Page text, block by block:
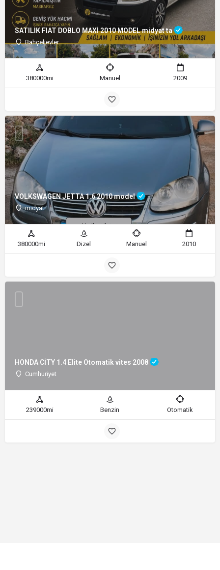
SATILIK FIAT DOBLO MAXİ 2010 MODEL midyat ta
Bahçelievler
380000mi Manuel 2009
VOLKSWAGEN JETTA 1.6 2010 model
midyat
380000mi Dizel Manuel 2010
HONDA CİTY 1.4 Elite Otomatik vites 2008
Cumhuriyet
239000mi Benzin Otomatik